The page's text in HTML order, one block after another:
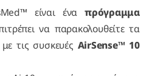
είναι έναπρόγραμμα
να παρακολουθείτε τα
τις συσκευές AirSense™ 10